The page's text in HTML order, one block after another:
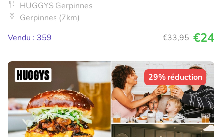
HUGGYS Gerpinnes
Gerpinnes (7km)
Vendu : 359
€33,95 €24
29% réduction